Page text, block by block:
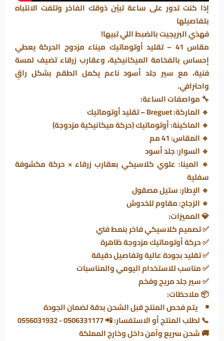
إذا كنت تدور على ساعة تبيّن ذوقك الفاخر وتلفت الانتباه
بتفاصيلها
فهذي البريجيت بالضبط اللي تبيها!
مقاس 41 – تقليد أوتوماتيك ميناء مزدوج الحركة يعطي
إحساس بالفخامة الميكانيكية، وعقارب زرقاء تضيف لمسة
فنية، مع سير جلد أسود ناعم يكمل الطقم بشكل راقٍ
واحترافي.
🔧مواصفات الساعة:
🔹 الماركة: Breguet – تقليد أوتوماتيك
🔹 الماكينة: أوتوماتيك (حركة ميكانيكية مزدوجة)
🔹 المقاس: 41 مم
🔹 السوار: جلد أسود
🔹 المينا: علوي كلاسيكي بعقارب زرقاء × حركة مكشوفة
سفلية
🔹 الإطار: ستيل مصقول
🔹 الزجاج: مقاوم للخدوش
💎المميزات:
✅ تصميم كلاسيكي فاخر بنمط فني
✅ حركة أوتوماتيك مزدوجة ظاهرة
✅ تقليد بجودة عالية وتفاصيل دقيقة
✅ مناسب للاستخدام اليومي والمناسبات
✅ سير جلد مريح وفخم
📦 ملاحظات:
يتم فحص المنتج قبل الشحن بدقة لضمان الجودة
📞 لطلب المنتج أو الاستفسار: 📲 0506331177 - 0556031932
🚚 شحن سريع وآمن داخل وخارج المملكة